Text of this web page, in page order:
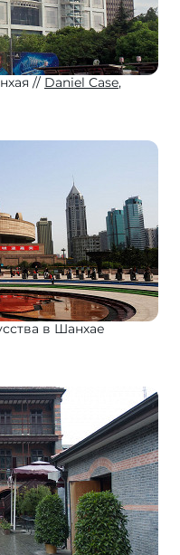
Daniel Case,
в Шанхае